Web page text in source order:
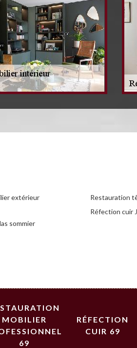
extérieur
sommier
Restauration
Réfection cuir
MOBILIER
69
RÉFECTION
CUIR 69